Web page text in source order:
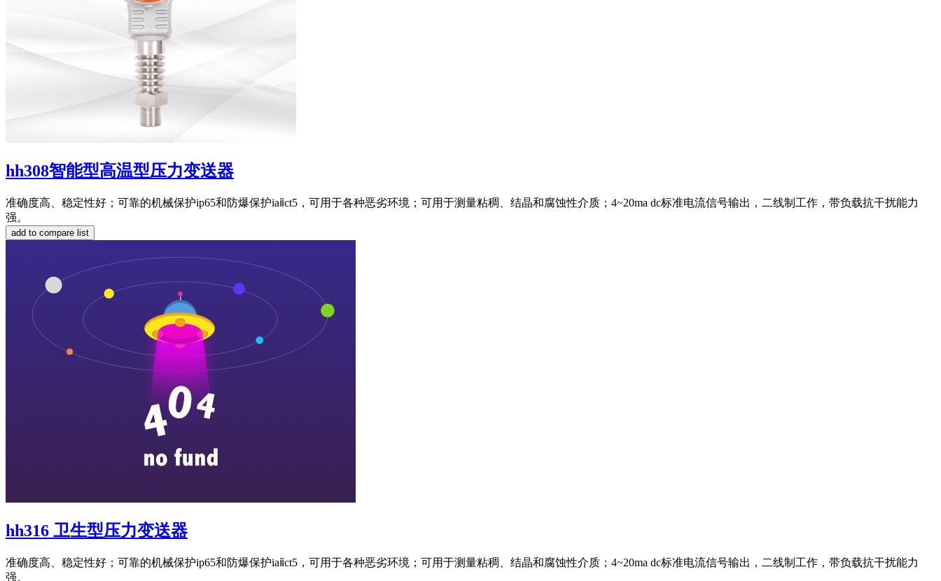
hh308智能型高温型压力变送器
准确度高、稳定性好；可靠的机械保护ip65和防爆保护iaⅱct5，可用于各种恶劣环境；可用于测量粘稠、结晶和腐蚀性介质；4~20ma dc标准电流信号输出，二线制工作，带负载抗干扰能力
强。
hh316 卫生型压力变送器
准确度高、稳定性好；可靠的机械保护ip65和防爆保护iaⅱct5，可用于各种恶劣环境；可用于测量粘稠、结晶和腐蚀性介质；4~20ma dc标准电流信号输出，二线制工作，带负载抗干扰能力
强。